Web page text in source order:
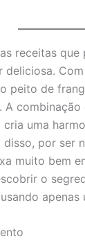
receitas
peito de
uma
por ser
muito bem
o
apenas